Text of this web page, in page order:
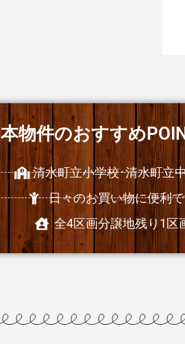
本物件のおすすめ
清水町立小学校･清水町立
日々のお買い物に便利
全4区画分譲地残り1区